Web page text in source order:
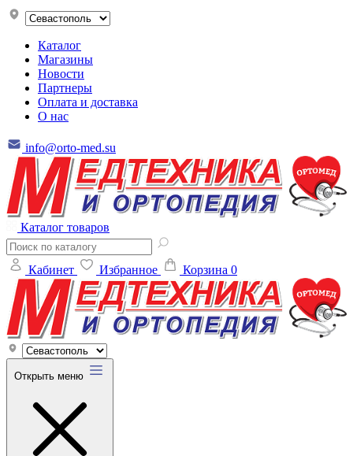
Каталог
Магазины
Новости
Партнеры
Оплата и доставка
О нас
info@orto-med.su
Каталог товаров
Кабинет Избранное Корзина 0
Открыть меню